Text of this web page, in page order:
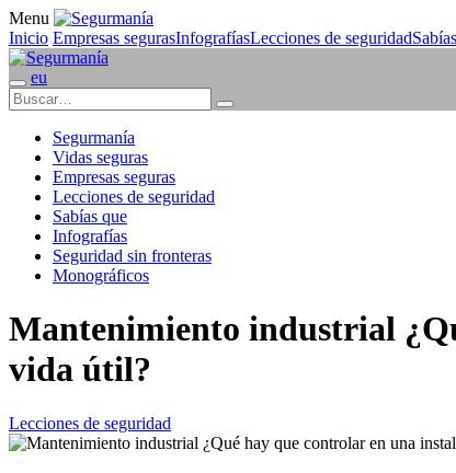
Menu
Inicio Empresas segurasInfografíasLecciones de seguridad
eu
Segurmanía
Vidas seguras
Empresas seguras
Lecciones de seguridad
Sabías que
Infografías
Seguridad sin fronteras
Monográficos
Mantenimiento industrial
vida útil?
Lecciones de seguridad